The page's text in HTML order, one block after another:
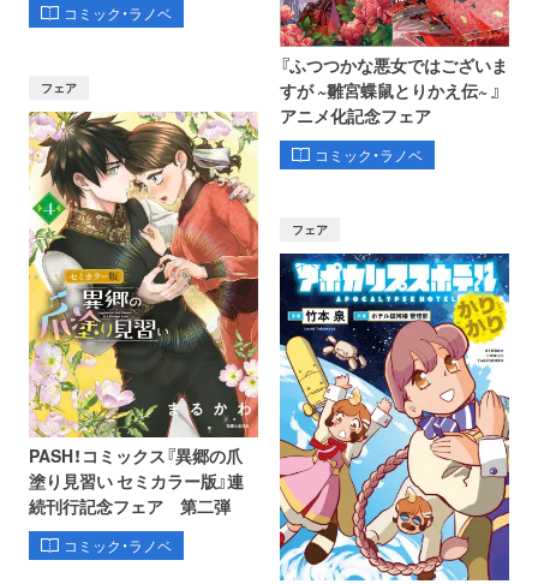
コミック・ラノベ
フェア
PASH！コミックス『異郷の爪
塗り見習い セミカラー版』連
続刊行記念フェア 第二弾
コミック・ラノベ
『ふつつかな悪女ではございま
すが ~雛宮蝶鼠とりかえ伝~ 』
アニメ化記念フェア
コミック・ラノベ
フェア